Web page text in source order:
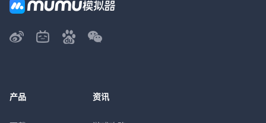
产品 资讯